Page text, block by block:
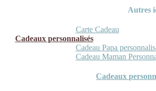
Autres
Carte Cadeau
Cadeaux personnalisés
Cadeau Papa
Cadeau Maman
Cadeaux